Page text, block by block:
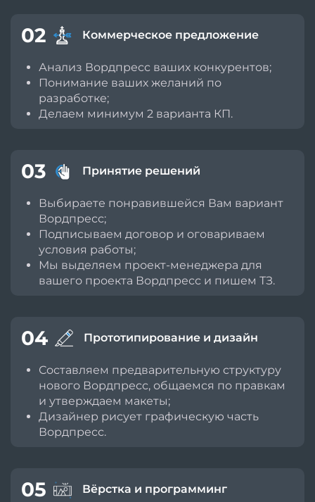
02 Коммерческое предложение
Анализ Вордпресс ваших конкурентов;
Понимание ваших желаний по
разработке;
Делаем минимум 2 варианта КП.
03 Принятие решений
Выбираете понравившейся Вам вариант
Вордпресс;
Подписываем договор и оговариваем
условия работы;
Мы выделяем проект-менеджера для
вашего проекта Вордпресс и пишем ТЗ.
04 Прототипирование и дизайн
Составляем предварительную структуру
нового Вордпресс, общаемся по правкам
и утверждаем макеты;
Дизайнер рисует графическую часть
Вордпресс.
05 Вёрстка и программинг